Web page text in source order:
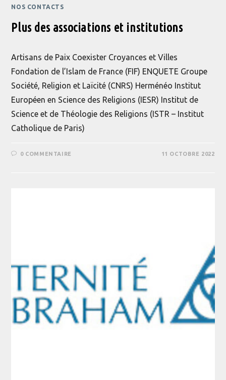
NOS CONTACTS
Plus des associations et institutions
Artisans de Paix Coexister Croyances et Villes
Fondation de l’Islam de France (FIF) ENQUETE Groupe
Société, Religion et Laïcité (CNRS) Herménéo Institut
Européen en Science des Religions (IESR) Institut de
Science et de Théologie des Religions (ISTR – Institut
Catholique de Paris)
0 COMMENTAIRE 11 OCTOBRE 2022